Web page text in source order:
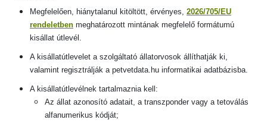
Megfelelően, hiánytalanul kitöltött, érvényes, 2026/705/EU
rendeletben meghatározott mintának megfelelő formátumú
kisállat útlevél.
A kisállatútlevelet a szolgáltató állatorvosok állíthatják ki,
valamint regisztrálják a petvetdata.hu informatikai adatbázisba.
A kisállatútlevélnek tartalmaznia kell:
Az állat azonosító adatait, a transzponder vagy a tetoválás
alfanumerikus kódját;